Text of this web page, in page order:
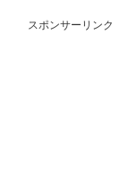
でわかり
りランキ
スポンサーリンク